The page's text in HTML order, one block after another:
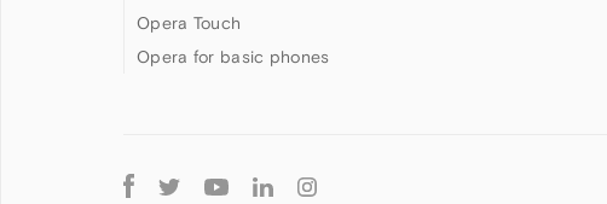
Opera Touch
Opera for basic phones
Follow